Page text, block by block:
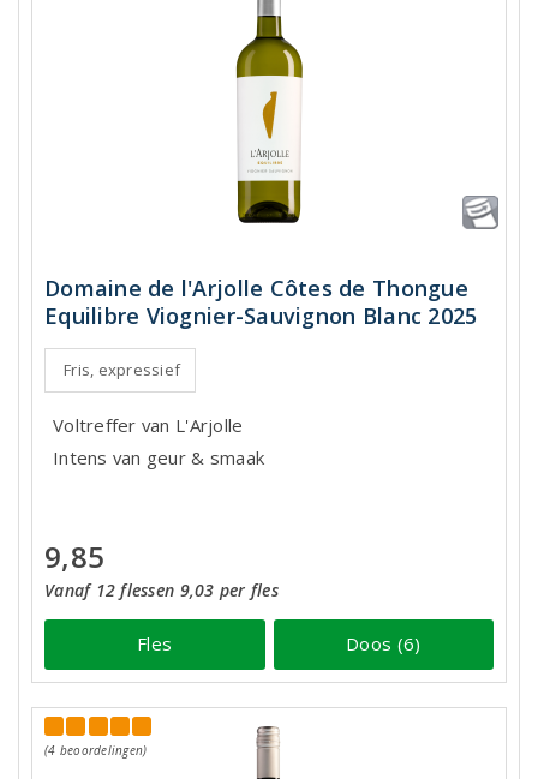
Domaine de l'Arjolle Côtes de Thongue
Equilibre Viognier-Sauvignon Blanc 2025
Fris, expressief
Voltreffer van L'Arjolle
Intens van geur & smaak
9,85
Vanaf 12 flessen 9,03 per fles
Fles Doos (6)
(4 beoordelingen)